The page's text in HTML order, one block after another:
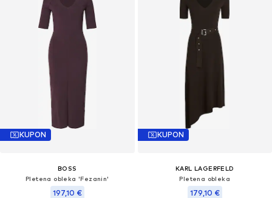
KUPON
BOSS
Pletena obleka 'Fezanin'
197,10 €
KUPON
KARL LAGERFELD
Pletena obleka
179,10 €